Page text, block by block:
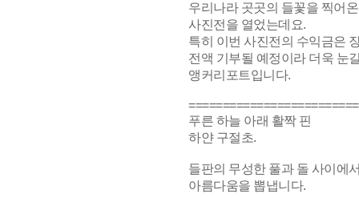
우리나라 곳곳의 들꽃을 찍어
사진전을 열었는데요.
특히 이번 사진전의 수익금은
전액 기부될 예정이라 더욱 눈
앵커리포트입니다.
푸른 하늘 아래 활짝 핀
하얀 구절초.
들판의 무성한 풀과 돌 사이에
아름다움을 뽑냅니다.